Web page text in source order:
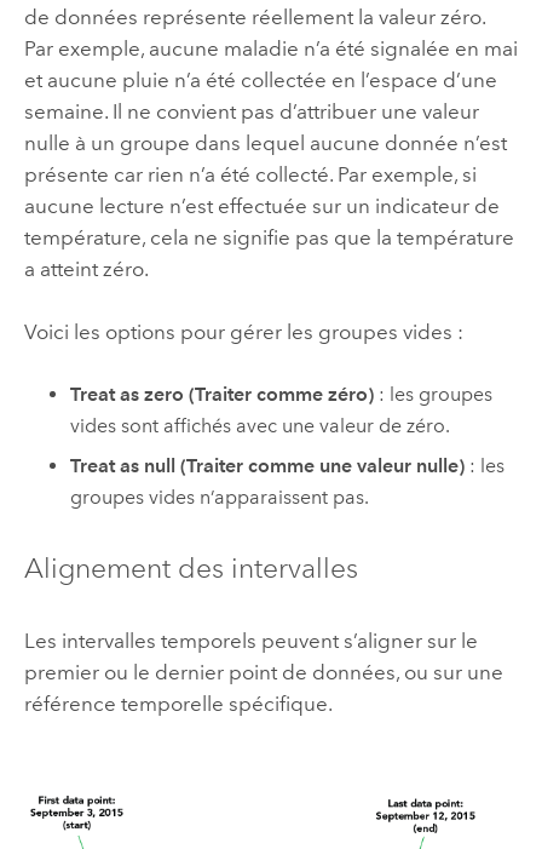
de données représente réellement la valeur zéro.
Par exemple, aucune maladie n’a été signalée en mai
et aucune pluie n’a été collectée en l’espace d’une
semaine. Il ne convient pas d’attribuer une valeur
nulle à un groupe dans lequel aucune donnée n’est
présente car rien n’a été collecté. Par exemple, si
aucune lecture n’est effectuée sur un indicateur de
température, cela ne signifie pas que la température
a atteint zéro.
Voici les options pour gérer les groupes vides :
Treat as zero (Traiter comme zéro) : les groupes
vides sont affichés avec une valeur de zéro.
Treat as null (Traiter comme une valeur nulle) : les
groupes vides n’apparaissent pas.
Alignement des intervalles
Les intervalles temporels peuvent s’aligner sur le
premier ou le dernier point de données, ou sur une
référence temporelle spécifique.